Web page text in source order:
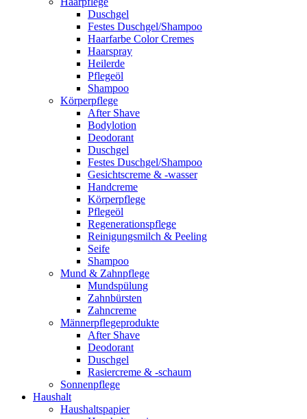
Duschgel
Festes Duschgel/Shampoo
Haarfarbe Color Cremes
Haarspray
Heilerde
Pflegeöl
Shampoo
Körperpflege
After Shave
Bodylotion
Deodorant
Duschgel
Festes Duschgel/Shampoo
Gesichtscreme & -wasser
Handcreme
Körperpflege
Pflegeöl
Regenerationspflege
Reinigungsmilch & Peeling
Seife
Shampoo
Mund & Zahnpflege
Mundspülung
Zahnbürsten
Zahncreme
Männerpflegeprodukte
After Shave
Deodorant
Duschgel
Rasiercreme & -schaum
Sonnenpflege
Haushalt
Haushaltspapier